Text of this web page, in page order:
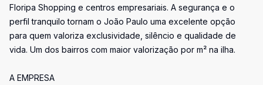
Floripa Shopping e centros empresariais. A segurança e o
perfil tranquilo tornam o João Paulo uma excelente opção
para quem valoriza exclusividade, silêncio e qualidade de
vida. Um dos bairros com maior valorização por m² na ilha.
A EMPRESA